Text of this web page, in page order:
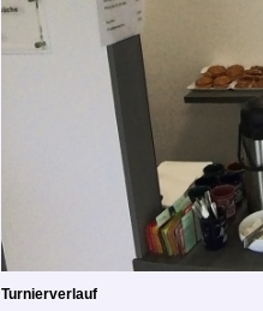
Turnierverlauf